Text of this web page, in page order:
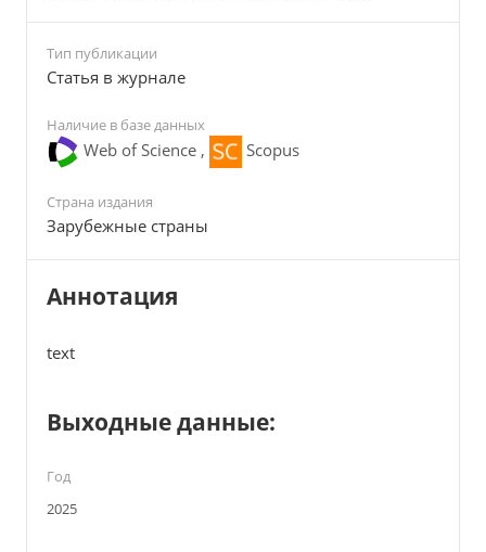
Тип публикации
Cтатья в журнале
Наличие в базе данных
Web of Science , Scopus
Страна издания
Зарубежные страны
Аннотация
text
Выходные данные:
Год
2025